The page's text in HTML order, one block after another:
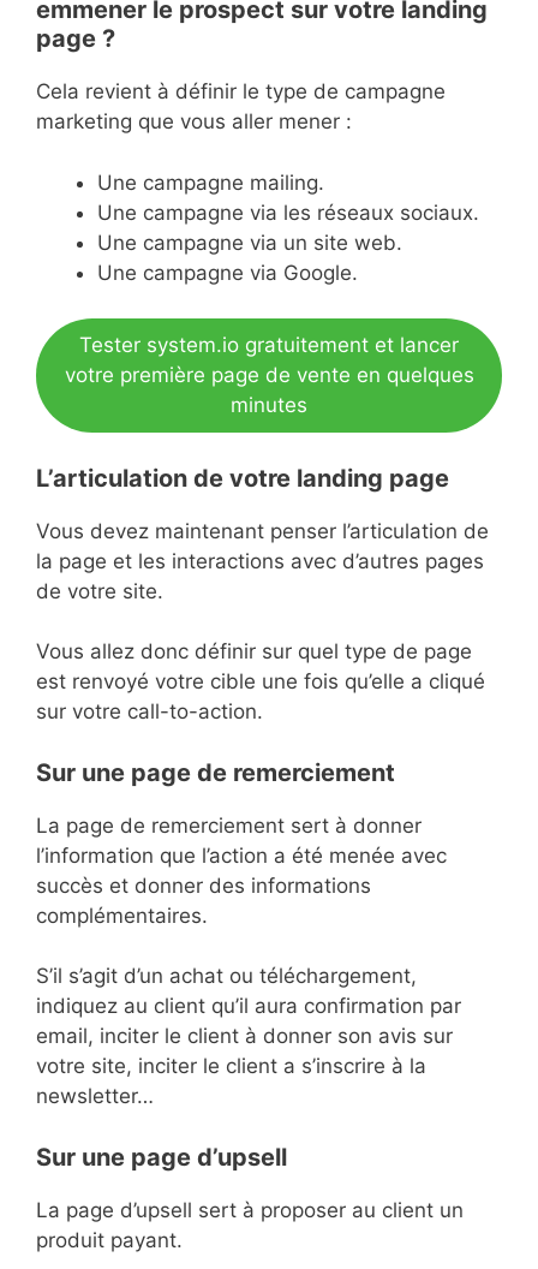
emmener le prospect sur votre landing
page ?
Cela revient à définir le type de campagne
marketing que vous aller mener :
Une campagne mailing.
Une campagne via les réseaux sociaux.
Une campagne via un site web.
Une campagne via Google.
Tester system.io gratuitement et lancer
votre première page de vente en quelques
minutes
L’articulation de votre landing page
Vous devez maintenant penser l’articulation de
la page et les interactions avec d’autres pages
de votre site.
Vous allez donc définir sur quel type de page
est renvoyé votre cible une fois qu’elle a cliqué
sur votre call-to-action.
Sur une page de remerciement
La page de remerciement sert à donner
l’information que l’action a été menée avec
succès et donner des informations
complémentaires.
S’il s’agit d’un achat ou téléchargement,
indiquez au client qu’il aura confirmation par
email, inciter le client à donner son avis sur
votre site, inciter le client a s’inscrire à la
newsletter…
Sur une page d’upsell
La page d’upsell sert à proposer au client un
produit payant.